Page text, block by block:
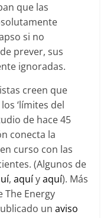
que las
si no
prever, sus
ignoradas.
creen que
‘límites del
de hace 45
conecta la
curso con las
(Algunos de
,aquíyaquí). Más
The Energy
unaviso